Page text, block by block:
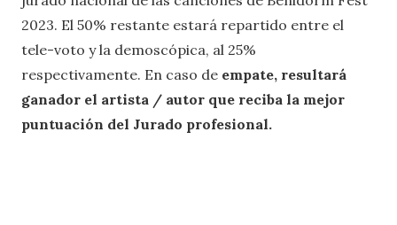
2023. El 50% restante estará repartido entre el
tele-voto y la demoscópica, al 25%
respectivamente. En caso de empate, resultará
ganador el artista / autor que reciba la mejor
puntuación del Jurado profesional.